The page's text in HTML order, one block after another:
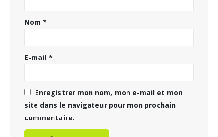
Nom*
E-mail *
Enregistrer mon nom, mon e-mail et mon
site dans le navigateur pour mon prochain
commentaire.